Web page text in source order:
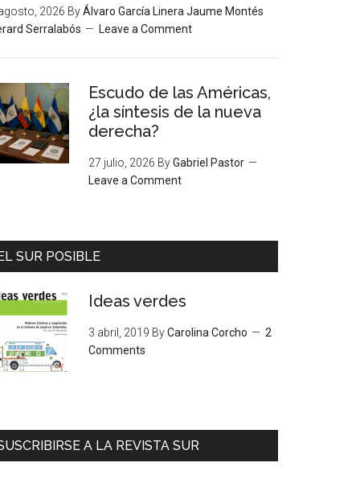
2026 ByÁlvaro García Linera Jaume Montés
Serralabós
Leave a Comment
Escudo de las Américas,
¿la síntesis de la nueva
derecha?
27 julio, 2026 ByGabriel Pastor
Leave a Comment
SUR POSIBLE
Ideas verdes
3 abril, 2019 ByCarolina Corcho
2
Comments
A LA REVISTA SUR